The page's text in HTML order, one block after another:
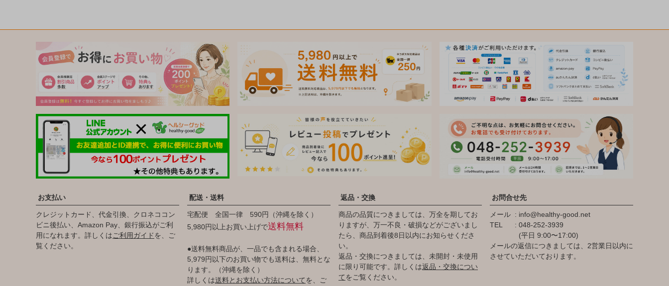
お支払い
クレジットカード、代金引換、クロネココン
ビニ後払い、Amazon Pay、銀行振込がご利
用になれます。詳しくはご利用ガイドを、ご
覧ください。
配送・送料
宅配便 全国一律 590円（沖縄を除く）
5,980円以上お買い上げで送料無料
●送料無料商品が、一品でも含まれる場合、
5,979円以下のお買い物でも送料は、無料とな
ります。（沖縄を除く）
詳しくは送料とお支払い方法についてを、ご
返品・交換
商品の品質につきましては、万全を期してお
りますが、万一不良・破損などがございまし
たら、商品到着後8日以内にお知らせくださ
い。
返品・交換につきましては、未開封・未使用
に限り可能です。詳しくは返品・交換につい
てをご覧ください。
お問合せ先
メール
info@healthy-good.net
TEL
048-252-3939
(平日 9:00〜17:00)
メールの返信につきましては、2営業日以内に
させていただいております。